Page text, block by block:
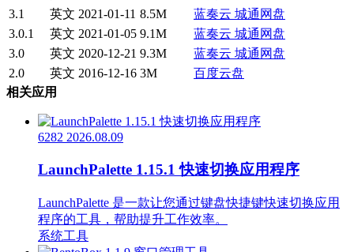
3.1
英文 2021-01-11 8.5M 蓝奏云 城通网盘
3.0.1
英文 2021-01-05 9.1M 蓝奏云 城通网盘
3.0
英文 2020-12-21 9.3M 蓝奏云 城通网盘
2.0
英文 2016-12-16 3M
百度云盘
相关应用
6282 2026.08.09
LaunchPalette 1.15.1 快速切换应用程序
LaunchPalette 是一款让您通过键盘快捷键快速切换应用
程序的工具，帮助提升工作效率。
系统工具